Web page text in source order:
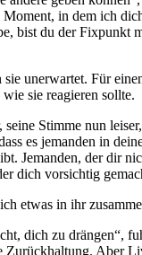
in dem ich
bist du der Fixpunkt
sie unerwartet. Für
sie reagieren sollte.
Stimme nun
es jemanden in
Jemanden, der dir
dich vorsichtig
etwas in ihr
dich zu drängen“,
Zurückhaltung. Aber